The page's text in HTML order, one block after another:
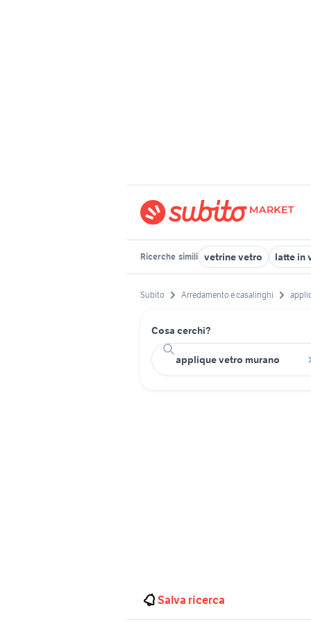
Ricerche simili vetrine vetro latte in
Subito Arredamento e casalinghi
Cosa cerchi?
Salva ricerca